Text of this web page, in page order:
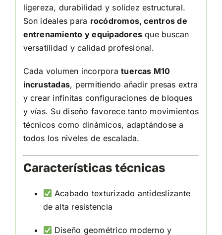
ligereza, durabilidad y solidez estructural.
Son ideales para rocódromos, centros de
entrenamiento y equipadores que buscan
versatilidad y calidad profesional.
Cada volumen incorporatuercas M10
incrustadas, permitiendo añadir presas extra
y crear infinitas configuraciones de bloques
y vías. Su diseño favorece tanto movimientos
técnicos como dinámicos, adaptándose a
todos los niveles de escalada.
Características técnicas
Acabado texturizado antideslizante
de alta resistencia
Diseño geométrico moderno y